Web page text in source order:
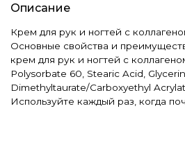
Описание
Крем для рук и ногтей с
Основные свойства и
крем для рук и ногтей с
Polysorbate 60, Stearic Acid,
Dimethyltaurate/Carboxyethyl
Используйте каждый раз, когда